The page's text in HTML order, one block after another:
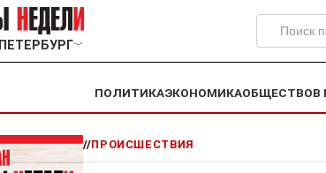
ПЕТЕРБУРГ﹀
ПОЛИТИКАЭКОНОМИКАОБЩЕСТВОВ
//ПРОИСШЕСТВИЯ